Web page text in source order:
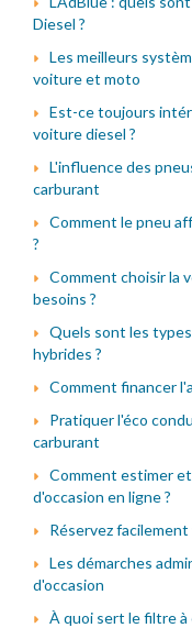
Diesel ?
Les meilleurs
voiture et moto
Est-ce toujours
voiture diesel ?
L'influence des
carburant
Comment le pneu
?
Comment choisir la
besoins ?
Quels sont les
hybrides ?
Comment financer
Pratiquer l'éco
carburant
Comment estimer
d'occasion en ligne ?
Réservez
Les démarches
d'occasion
À quoi sert le filtre à